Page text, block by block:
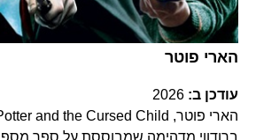
הארי פוטר
עודכן ב: 2026
ברודווי מדהימה שמבוססת על ספר